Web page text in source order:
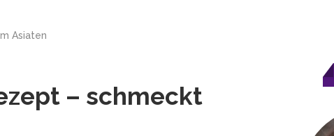
Asiaten
– schmeckt